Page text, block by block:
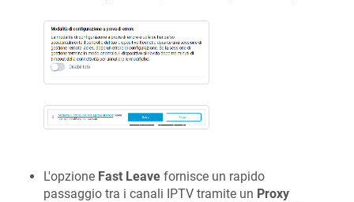
L'opzione Fast Leave fornisce un rapido
passaggio tra i canali IPTV tramite un Proxy